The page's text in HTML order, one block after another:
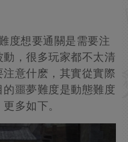
度想要通關是需要注
，很多玩家都不太清
意什麽，其實從實際
噩夢難度是動態難度
多如下。